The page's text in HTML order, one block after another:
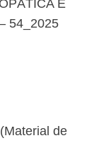
E
54_2025
de